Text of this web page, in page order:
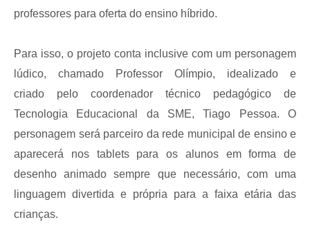
professores para oferta do ensino híbrido.
Para isso, o projeto conta inclusive com um personagem
lúdico, chamado Professor Olímpio, idealizado e
criado pelo coordenador técnico pedagógico de
Tecnologia Educacional da SME, Tiago Pessoa. O
personagem será parceiro da rede municipal de ensino e
aparecerá nos tablets para os alunos em forma de
desenho animado sempre que necessário, com uma
linguagem divertida e própria para a faixa etária das
crianças.